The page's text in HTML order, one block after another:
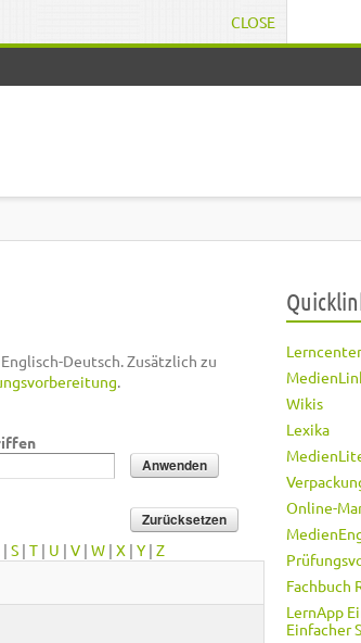
CLOSE
Deutsch. Zusätzlich zu
.
| S | T | U | V | W | X | Y | Z
Lerncenter
Wikis
Lexika
Online-
Fachbuch
LernApp
Einfacher